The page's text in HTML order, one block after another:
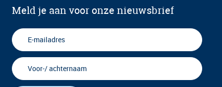
Meld je aan voor onze nieuwsbrief